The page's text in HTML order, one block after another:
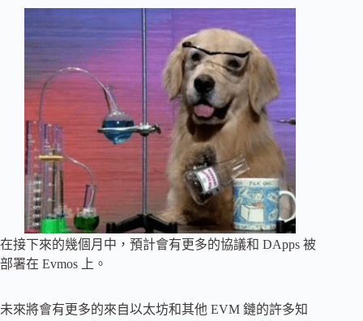
在接下來的幾個月中，預計會有更多的協議和 DApps 被
部署在 Evmos 上。
未來將會有更多的來自以太坊和其他 EVM 鏈的許多知